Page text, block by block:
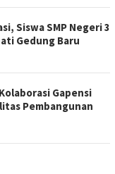
Siswa SMP Negeri 3
Gedung Baru
Gapensi
Pembangunan